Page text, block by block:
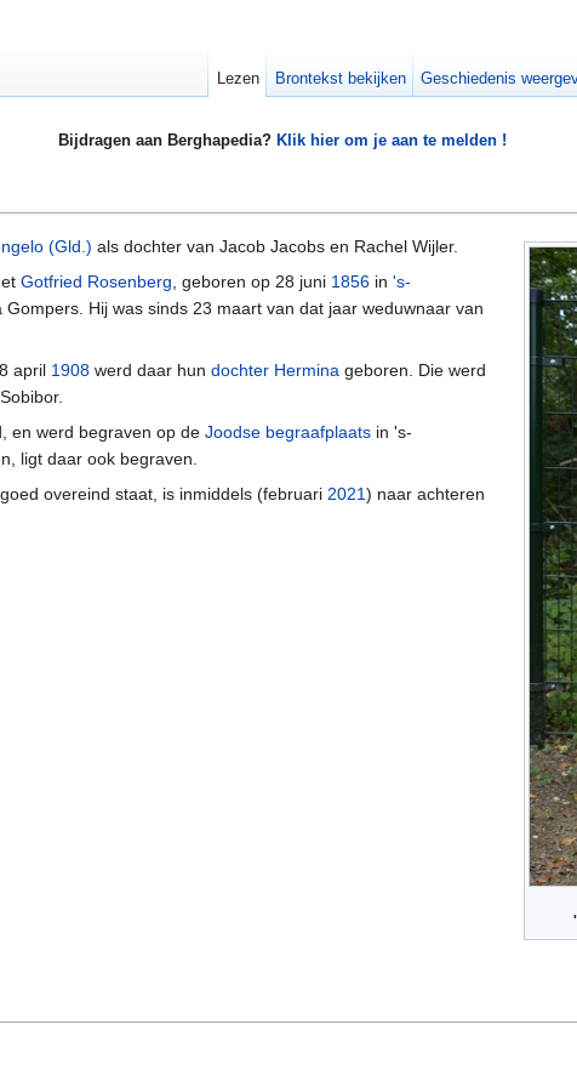
Bijdragen aan Berghapedia? Klik hier om je aan te melden !
(Gld.) als dochter van Jacob Jacobs en Rachel Wijler.
Gotfried Rosenberg, geboren op 28 juni 1856 in 's-
Hij was sinds 23 maart van dat jaar weduwnaar van
april 1908 werd daar hun dochter Hermina geboren. Die werd
en werd begraven op de Joodse begraafplaats in 's-
ligt daar ook begraven.
overeind staat, is inmiddels (februari 2021) naar achteren
Lezen Brontekst bekijken Geschiedenis